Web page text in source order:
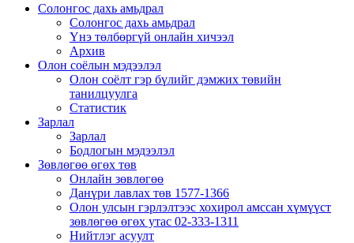
Солонгос дахь амьдрал
Солонгос дахь амьдрал
Үнэ төлбөргүй онлайн хичээл
Архив
Олон соёлын мэдээлэл
Олон соёлт гэр бүлийг дэмжих төвийн
танилцуулга
Статистик
Зарлал
Зарлал
Бодлогын мэдээлэл
Зөвлөгөө өгөх төв
Онлайн зөвлөгөө
Данүри лавлах төв 1577-1366
Олон улсын гэрлэлтээс хохирол амссан хүмүүст
зөвлөгөө өгөх утас 02-333-1311
Нийтлэг асуулт